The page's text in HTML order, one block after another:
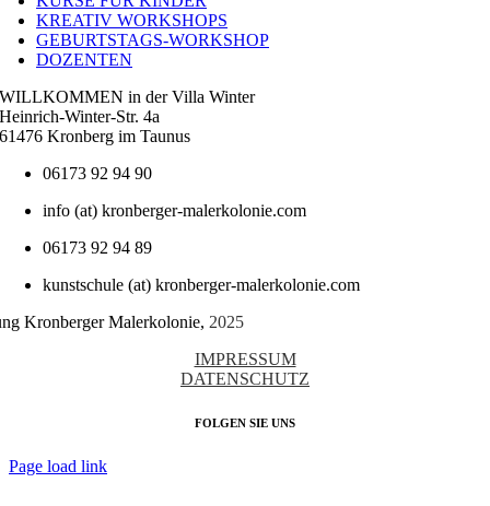
KREATIV WORKSHOPS
GEBURTSTAGS-WORKSHOP
DOZENTEN
WILLKOMMEN in der Villa Winter
Heinrich-Winter-Str. 4a
61476 Kronberg im Taunus
06173 92 94 90
info (at) kronberger-malerkolonie.com
06173 92 94 89
kunstschule (at) kronberger-malerkolonie.com
Kronberger Malerkolonie, 2025
IMPRESSUM
DATENSCHUTZ
FOLGEN SIE UNS
Page load link